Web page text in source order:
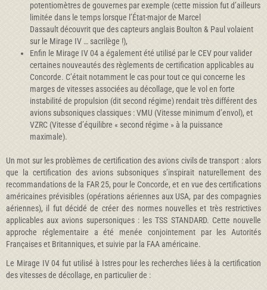
potentiomètres de gouvernes par exemple (cette mission fut d’ailleurs
limitée dans le temps lorsque l’État-major de Marcel
Dassault découvrit que des capteurs anglais Boulton & Paul volaient
sur le Mirage IV … sacrilège !),
Enfin le Mirage IV 04 a également été utilisé par le CEV pour valider
certaines nouveautés des règlements de certification applicables au
Concorde. C’était notamment le cas pour tout ce qui concerne les
marges de vitesses associées au décollage, que le vol en forte
instabilité de propulsion (dit second régime) rendait très différent des
avions subsoniques classiques : VMU (Vitesse minimum d’envol), et
VZRC (Vitesse d’équilibre « second régime » à la puissance
maximale).
Un mot sur les problèmes de certification des avions civils de transport : alors
que la certification des avions subsoniques s’inspirait naturellement des
recommandations de la FAR 25, pour le Concorde, et en vue des certifications
américaines prévisibles (opérations aériennes aux USA, par des compagnies
aériennes), il fut décidé de créer des normes nouvelles et très restrictives
applicables aux avions supersoniques : les TSS STANDARD. Cette nouvelle
approche réglementaire a été menée conjointement par les Autorités
Françaises et Britanniques, et suivie par la FAA américaine.
Le Mirage IV 04 fut utilisé à Istres pour les recherches liées à la certification
des vitesses de décollage, en particulier de :